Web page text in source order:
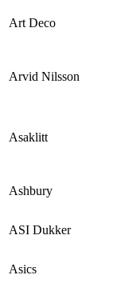
Art Deco
Arvid Nilsson
Asaklitt
Ashbury
ASI Dukker
Asics